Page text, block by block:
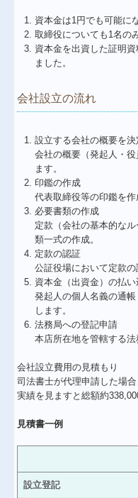
節税対策
建設業会計
関連リンク
個人情報保護法
経営革新等支援機関とは
資本金は1円でも可能に
取締役についても1名の
資本金を出資した証明
ました。
会社設立の流れ
設立する会社の概要を決
会社の概要（発起人・
ます。
印鑑の作成
代表取締役等の印鑑を作
必要書類の作成
定款（会社の基本的な
類一式の作成。
定款の認証
公証役場において定款の
資本金（出資金）の払い
発起人の個人名義の通
します。
法務局への登記申請
本店所在地を管轄する法
会社設立費用の見積もり
司法書士が代理申請した場
実績を見ますと総額約
見積書一例
設立登記